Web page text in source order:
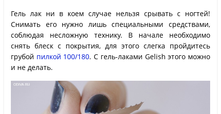
Гель лак ни в коем случае нельзя срывать с ногтей!
Снимать его нужно лишь специальными средствами,
соблюдая несложную технику. В начале необходимо
снять блеск с покрытия, для этого слегка пройдитесь
грубой пилкой 100/180. C гель-лаками Gelish этого можно
и не делать.